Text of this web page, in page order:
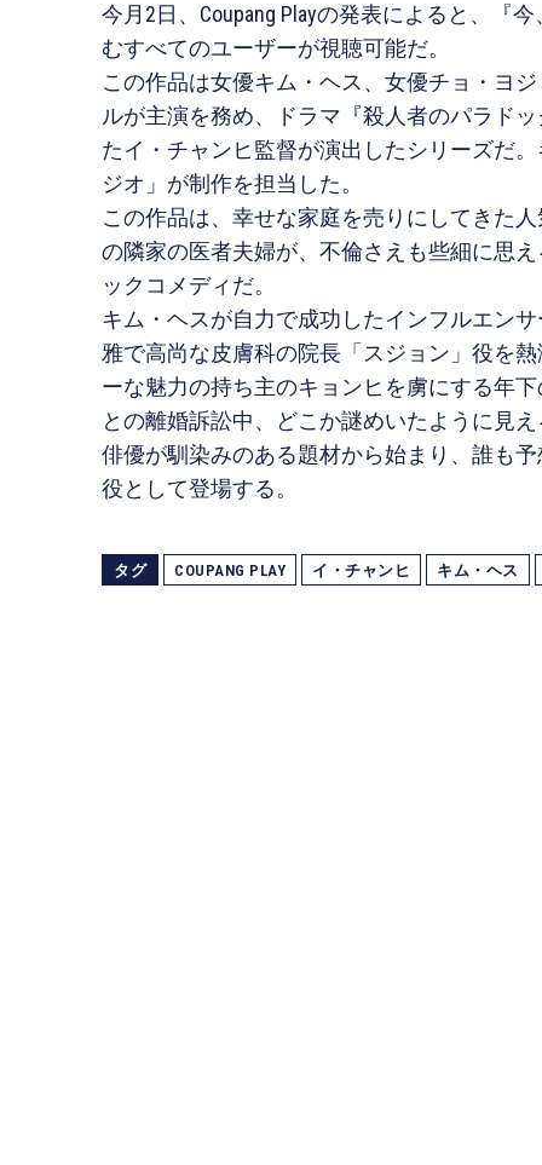
今月2日、Coupang Playの発表によると、『
むすべてのユーザーが視聴可能だ。
この作品は女優キム・ヘス、女優チョ・ヨ
ルが主演を務め、ドラマ『殺人者のパラド
たイ・チャンヒ監督が演出したシリーズだ
ジオ」が制作を担当した。
この作品は、幸せな家庭を売りにしてきた
の隣家の医者夫婦が、不倫さえも些細に思
ックコメディだ。
キム・ヘスが自力で成功したインフルエン
雅で高尚な皮膚科の院長「スジョン」役を
ーな魅力の持ち主のキョンヒを虜にする年
との離婚訴訟中、どこか謎めいたように見
俳優が馴染みのある題材から始まり、誰も
役として登場する。
タグ COUPANG PLAY イ・チャンヒ キム・ヘス